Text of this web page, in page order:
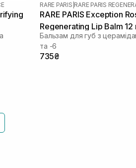
RARE PARIS RARE PARIS
RARE PARIS Exception
Regenerating Lip Balm 12
Бальзам для губ з
та -6
735₴